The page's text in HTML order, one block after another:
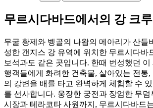
무르시다바드에서의 강 크
무굴 황제와 벵골의 나왑의 메아리가 산들
성한 갠지스 강 유역에 위치한 무르시다바
보석과도 같은 곳입니다. 한때 번성했던 이
행객들에게 화려한 건축물, 살아있는 전통,
의 강변을 배를 타고 완벽하게 체험할 수
를 선사합니다. 웅장한 궁전과 장엄한 무덤
시장과 테라코타 사원까지, 무르시다바드